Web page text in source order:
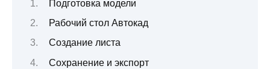
Подготовка модели
Рабочий стол Автокад
Создание листа
Сохранение и экспорт